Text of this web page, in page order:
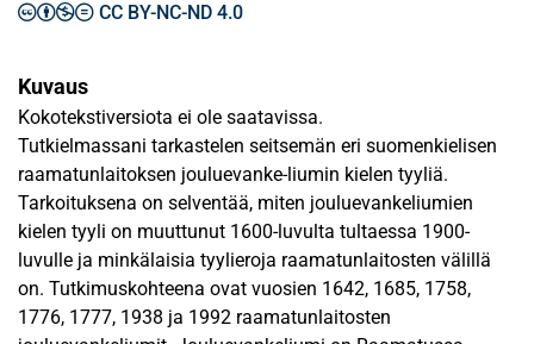
CC BY-NC-ND 4.0
Kuvaus
Kokotekstiversiota ei ole saatavissa.
Tutkielmassani tarkastelen seitsemän eri suomenkielisen
raamatunlaitoksen jouluevanke-liumin kielen tyyliä.
Tarkoituksena on selventää, miten jouluevankeliumien
kielen tyyli on muuttunut 1600-luvulta tultaessa 1900-
luvulle ja minkälaisia tyylieroja raamatunlaitosten välillä
on. Tutkimuskohteena ovat vuosien 1642, 1685, 1758,
1776, 1777, 1938 ja 1992 raamatunlaitosten